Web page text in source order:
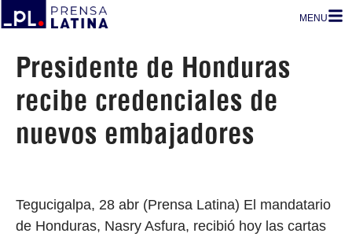
MENU
Presidente de Honduras
recibe credenciales de
nuevos embajadores
Tegucigalpa, 28 abr (Prensa Latina) El mandatario
de Honduras, Nasry Asfura, recibió hoy las cartas